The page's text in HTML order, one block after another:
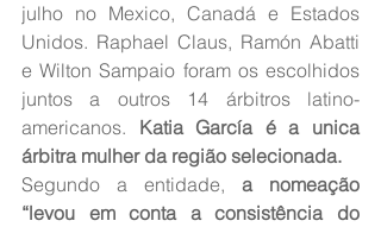
julho no Mexico, Canadá e Estados
Unidos. Raphael Claus, Ramón Abatti
e Wilton Sampaio foram os escolhidos
juntos a outros 14 árbitros latino-
americanos. Katia García é a unica
árbitra mulher da região selecionada.
Segundo a entidade, a nomeação
“levou em conta a consistência do